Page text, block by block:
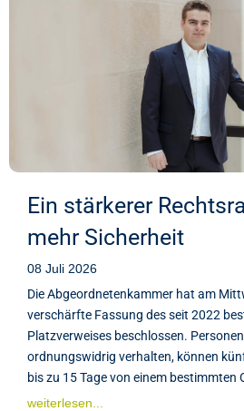
Ein stärkerer
mehr Sicherheit
08 Juli 2026
Die Abgeordnetenkammer hat am
verschärfte Fassung des seit 2022
Platzverweises beschlossen.
ordnungswidrig verhalten, können
bis zu 15 Tage von einem bestimmten
weiterlesen...